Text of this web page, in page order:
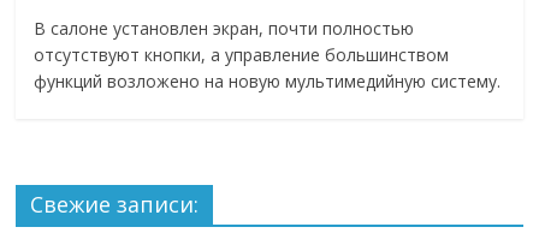
В салоне установлен экран, почти полностью
отсутствуют кнопки, а управление большинством
функций возложено на новую мультимедийную систему.
Свежие записи: